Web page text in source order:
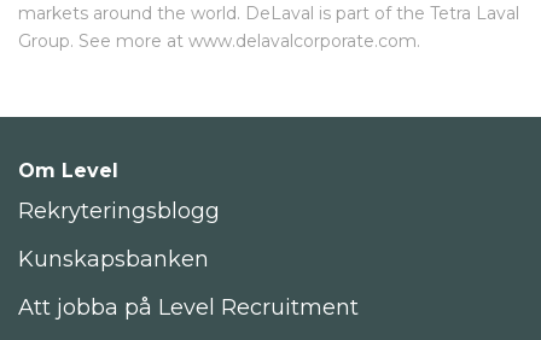
markets around the world. DeLaval is part of the Tetra Laval
Group. See more at www.delavalcorporate.com.
Om Level
Rekryteringsblogg
Kunskapsbanken
Att jobba på Level Recruitment